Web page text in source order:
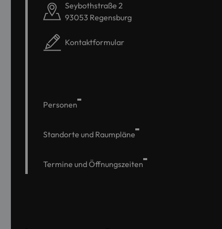
Seybothstraße 2
93053 Regensburg
Kontaktformular
Personen
Standorte und Raumpläne
Termine und Öffnungszeiten